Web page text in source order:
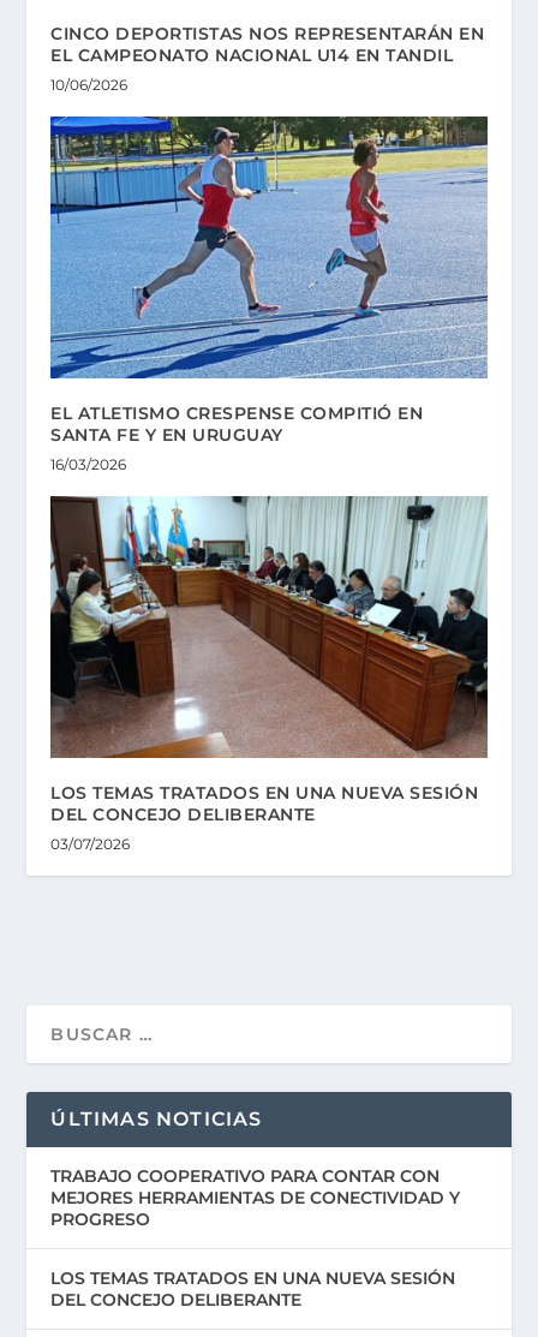
CINCO DEPORTISTAS NOS REPRESENTARÁN EN
EL CAMPEONATO NACIONAL U14 EN TANDIL
10/06/2026
EL ATLETISMO CRESPENSE COMPITIÓ EN
SANTA FE Y EN URUGUAY
16/03/2026
LOS TEMAS TRATADOS EN UNA NUEVA SESIÓN
DEL CONCEJO DELIBERANTE
03/07/2026
ÚLTIMAS NOTICIAS
TRABAJO COOPERATIVO PARA CONTAR CON
MEJORES HERRAMIENTAS DE CONECTIVIDAD Y
PROGRESO
LOS TEMAS TRATADOS EN UNA NUEVA SESIÓN
DEL CONCEJO DELIBERANTE